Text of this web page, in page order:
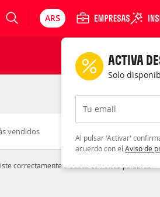
Precios enPeso argentino
ARSCambiar moneda
vendidos
correctamente o buscá con otras palabras.
ACTIVA
Solo
Tu email
Al pulsar 'Activar'
acuerdo con el Aviso de